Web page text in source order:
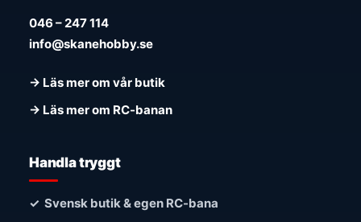
046 – 247 114
info@skanehobby.se
→ Läs mer om vår butik
→ Läs mer om RC-banan
Handla tryggt
✓ Svensk butik & egen RC-bana